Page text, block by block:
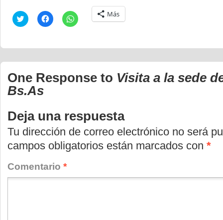
Haz
clic
Twitter
abre
una
ventana
nueva)
Haz
clic
Facebook
abre
una
ventana
Haz
clic
WhatsApp
abre
una
ventana
Más
One Response to Visita a la sede
Bs.As
Deja una respuesta
Tu dirección de correo electrónico no será
campos obligatorios están marcados con *
Comentario *